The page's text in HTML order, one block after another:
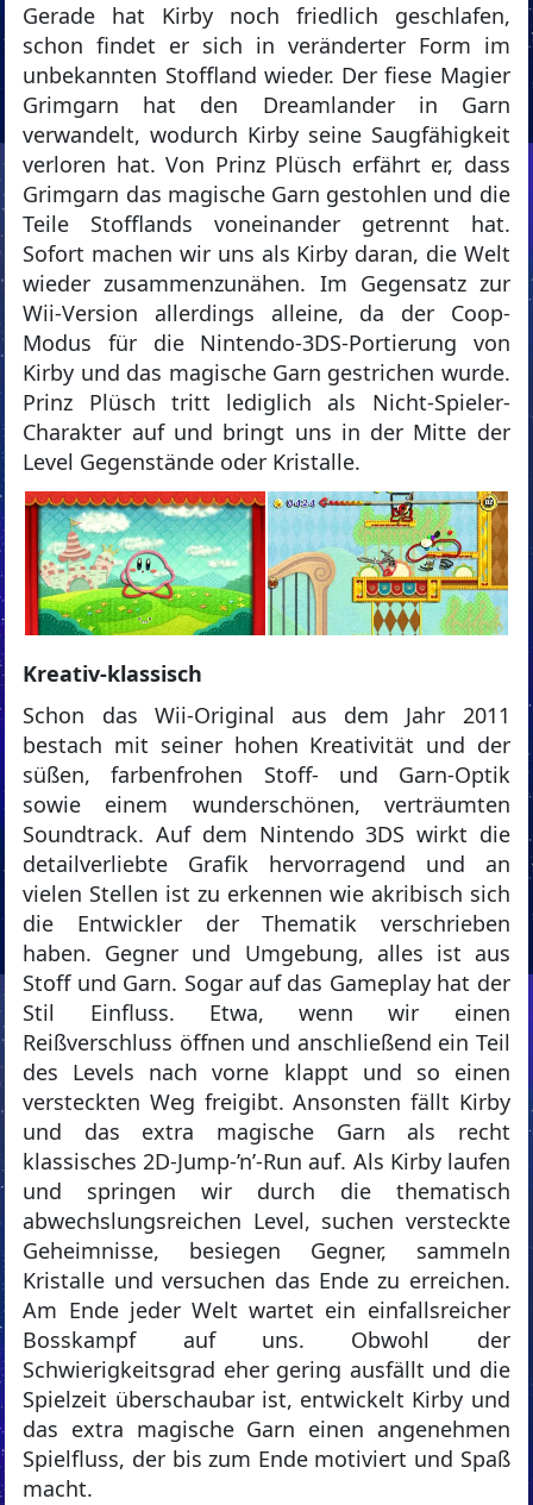
Gerade hat Kirby noch friedlich geschlafen,
schon findet er sich in veränderter Form im
unbekannten Stoffland wieder. Der fiese Magier
Grimgarn hat den Dreamlander in Garn
verwandelt, wodurch Kirby seine Saugfähigkeit
verloren hat. Von Prinz Plüsch erfährt er, dass
Grimgarn das magische Garn gestohlen und die
Teile Stofflands voneinander getrennt hat.
Sofort machen wir uns als Kirby daran, die Welt
wieder zusammenzunähen. Im Gegensatz zur
Wii-Version allerdings alleine, da der Coop-
Modus für die Nintendo-3DS-Portierung von
Kirby und das magische Garn gestrichen wurde.
Prinz Plüsch tritt lediglich als Nicht-Spieler-
Charakter auf und bringt uns in der Mitte der
Level Gegenstände oder Kristalle.
Kreativ-klassisch
Schon das Wii-Original aus dem Jahr 2011
bestach mit seiner hohen Kreativität und der
süßen, farbenfrohen Stoff- und Garn-Optik
sowie einem wunderschönen, verträumten
Soundtrack. Auf dem Nintendo 3DS wirkt die
detailverliebte Grafik hervorragend und an
vielen Stellen ist zu erkennen wie akribisch sich
die Entwickler der Thematik verschrieben
haben. Gegner und Umgebung, alles ist aus
Stoff und Garn. Sogar auf das Gameplay hat der
Stil Einfluss. Etwa, wenn wir einen
Reißverschluss öffnen und anschließend ein Teil
des Levels nach vorne klappt und so einen
versteckten Weg freigibt. Ansonsten fällt Kirby
und das extra magische Garn als recht
klassisches 2D-Jump-’n’-Run auf. Als Kirby laufen
und springen wir durch die thematisch
abwechslungsreichen Level, suchen versteckte
Geheimnisse, besiegen Gegner, sammeln
Kristalle und versuchen das Ende zu erreichen.
Am Ende jeder Welt wartet ein einfallsreicher
Bosskampf auf uns. Obwohl der
Schwierigkeitsgrad eher gering ausfällt und die
Spielzeit überschaubar ist, entwickelt Kirby und
das extra magische Garn einen angenehmen
Spielfluss, der bis zum Ende motiviert und Spaß
macht.